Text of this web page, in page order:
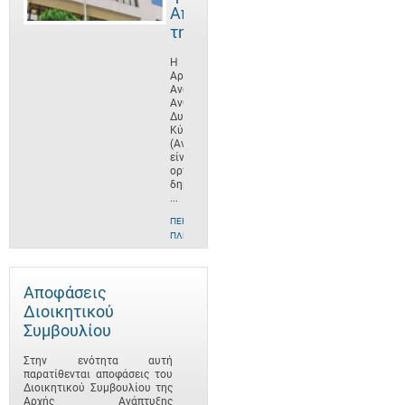
Αποστολή
της
Η
Αρχή
Ανάπτυξης
Ανθρώπινου
Δυναμικού
Κύπρου
(ΑνΑΔ)
είναι
οργανισμός
δημοσίου
...
ΠΕΡΙΣΣΌΤΕΡΕΣ
ΠΛΗΡΟΦΟΡΊΕΣ
Αποφάσεις
Διοικητικού
Συμβουλίου
Στην ενότητα αυτή
παρατίθενται αποφάσεις του
Διοικητικού Συμβουλίου της
Αρχής Ανάπτυξης